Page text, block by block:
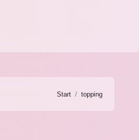
Start topping